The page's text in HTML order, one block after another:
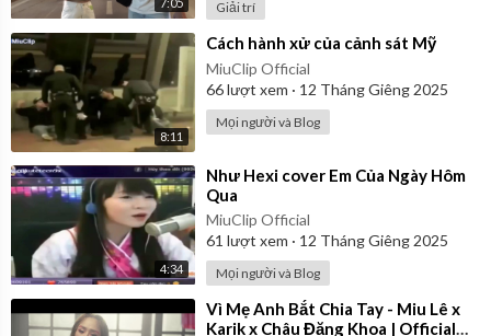
7:05 Giải trí
8:11
⁣Cách hành xử của cảnh sát Mỹ
MiuClip Official
66lượt xem · 12 Tháng Giêng 2025
Mọi người và Blog
4:34
⁣Như Hexi cover Em Của Ngày Hôm
Qua
MiuClip Official
61 lượt xem · 12 Tháng Giêng 2025
Mọi người và Blog
⁣Vì Mẹ Anh Bắt Chia Tay - Miu Lê x
Karik x Châu Đăng Khoa | Official